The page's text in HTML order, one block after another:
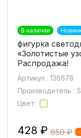
В наличии
фигурка
«Золотистые
Распродажа!
Артикул : 136678
Производитель :
Цвет:
428 ₽ 650 ₽ -